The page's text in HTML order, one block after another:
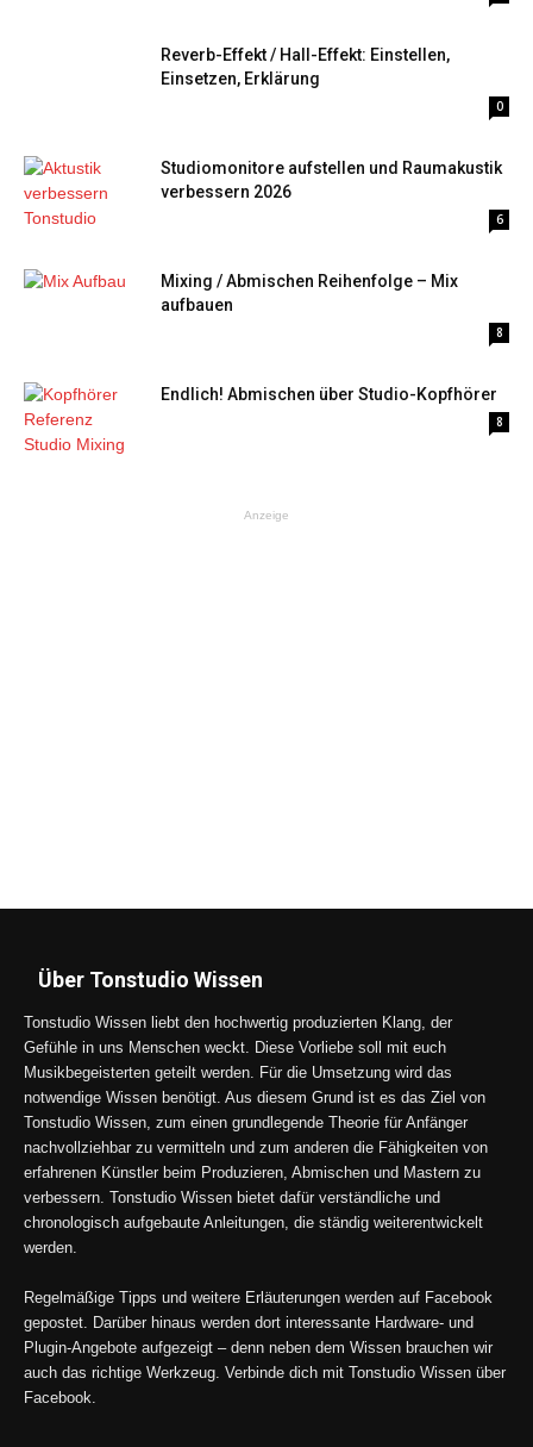
Reverb-Effekt / Hall-Effekt: Einstellen,
Einsetzen, Erklärung
0
Studiomonitore aufstellen und Raumakustik
verbessern 2026
6
Mixing / Abmischen Reihenfolge – Mix
aufbauen
8
Endlich! Abmischen über Studio-Kopfhörer
8
Anzeige
Über Tonstudio Wissen
Tonstudio Wissen liebt den hochwertig produzierten Klang, der
Gefühle in uns Menschen weckt. Diese Vorliebe soll mit euch
Musikbegeisterten geteilt werden. Für die Umsetzung wird das
notwendige Wissen benötigt. Aus diesem Grund ist es das Ziel von
Tonstudio Wissen, zum einen grundlegende Theorie für Anfänger
nachvollziehbar zu vermitteln und zum anderen die Fähigkeiten von
erfahrenen Künstler beim Produzieren, Abmischen und Mastern zu
verbessern. Tonstudio Wissen bietet dafür verständliche und
chronologisch aufgebaute Anleitungen, die ständig weiterentwickelt
werden.
Regelmäßige Tipps und weitere Erläuterungen werden auf Facebook
gepostet. Darüber hinaus werden dort interessante Hardware- und
Plugin-Angebote aufgezeigt – denn neben dem Wissen brauchen wir
auch das richtige Werkzeug. Verbinde dich mit Tonstudio Wissen über
Facebook.